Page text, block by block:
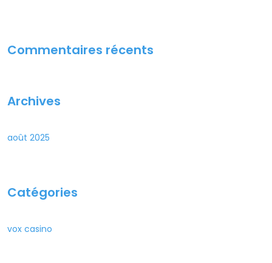
Commentaires récents
Archives
août 2025
Catégories
vox casino